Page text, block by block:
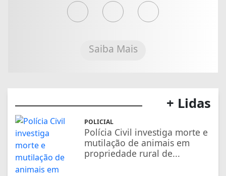
Saiba Mais
+ Lidas
POLICIAL
Polícia Civil investiga morte e
mutilação de animais em
propriedade rural de...